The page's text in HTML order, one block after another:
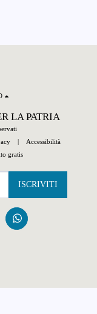
LA PATRIA
|
Accessibilità
gratis
ISCRIVITI